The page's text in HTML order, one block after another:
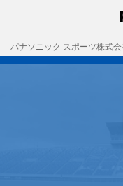
パナソニック スポーツ株式